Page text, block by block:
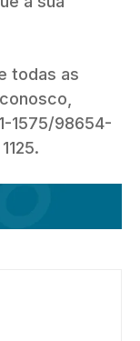
todas as
1575/98654-